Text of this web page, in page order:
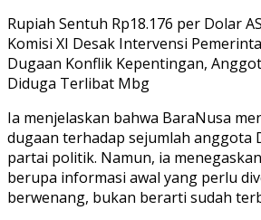
Rupiah Sentuh Rp18.176 per Dolar
Komisi XI Desak Intervensi
Dugaan Konflik Kepentingan,
Diduga Terlibat Mbg
Ia menjelaskan bahwa BaraNusa
dugaan terhadap sejumlah anggota
partai politik. Namun, ia
berupa informasi awal yang perlu
berwenang, bukan berarti sudah